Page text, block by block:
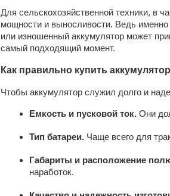
Для сельскохозяйственной техники, в
мощности и выносливости. Ведь именно
или изношенный аккумулятор может
самый подходящий момент.
Как правильно купить
Чтобы аккумулятор служил долго и
Емкость и пусковой ток. Они
Тип батареи. Чаще всего для
Габариты и расположение
наработок.